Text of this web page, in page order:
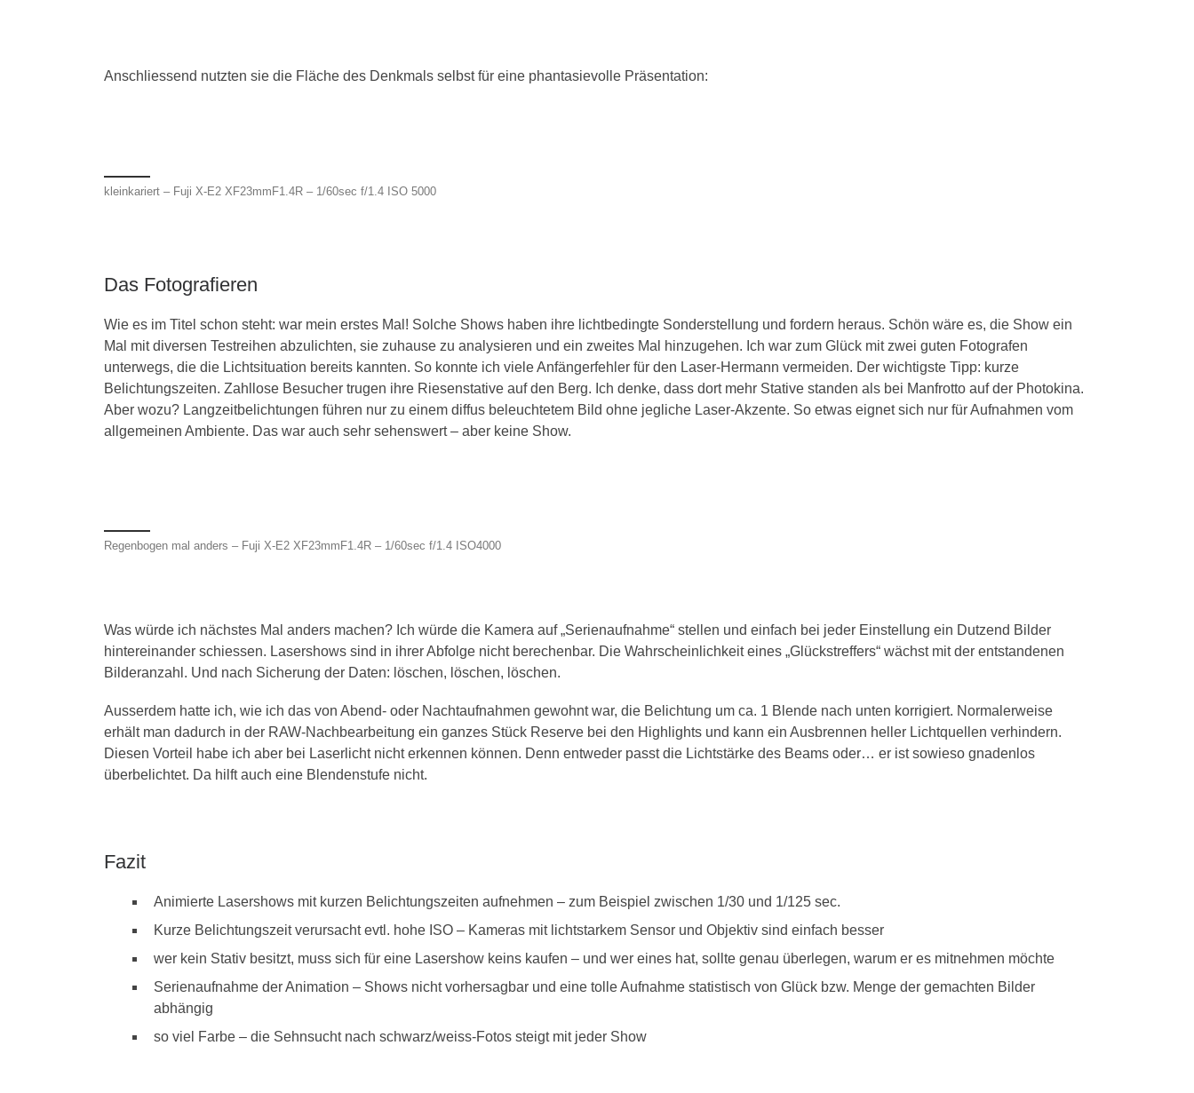
Anschliessend nutzten sie die Fläche des Denkmals selbst für eine phantasievolle Präsentation:
kleinkariert – Fuji X-E2 XF23mmF1.4R – 1/60sec f/1.4 ISO 5000
Das Fotografieren
Wie es im Titel schon steht: war mein erstes Mal! Solche Shows haben ihre lichtbedingte Sonderstellung und fordern heraus. Schön wäre es, die Show ein
Mal mit diversen Testreihen abzulichten, sie zuhause zu analysieren und ein zweites Mal hinzugehen. Ich war zum Glück mit zwei guten Fotografen
unterwegs, die die Lichtsituation bereits kannten. So konnte ich viele Anfängerfehler für den Laser-Hermann vermeiden. Der wichtigste Tipp: kurze
Belichtungszeiten. Zahllose Besucher trugen ihre Riesenstative auf den Berg. Ich denke, dass dort mehr Stative standen als bei Manfrotto auf der Photokina.
Aber wozu? Langzeitbelichtungen führen nur zu einem diffus beleuchtetem Bild ohne jegliche Laser-Akzente. So etwas eignet sich nur für Aufnahmen vom
allgemeinen Ambiente. Das war auch sehr sehenswert – aber keine Show.
Regenbogen mal anders – Fuji X-E2 XF23mmF1.4R – 1/60sec f/1.4 ISO4000
Was würde ich nächstes Mal anders machen? Ich würde die Kamera auf „Serienaufnahme“ stellen und einfach bei jeder Einstellung ein Dutzend Bilder
hintereinander schiessen. Lasershows sind in ihrer Abfolge nicht berechenbar. Die Wahrscheinlichkeit eines „Glückstreffers“ wächst mit der entstandenen
Bilderanzahl. Und nach Sicherung der Daten: löschen, löschen, löschen.
Ausserdem hatte ich, wie ich das von Abend- oder Nachtaufnahmen gewohnt war, die Belichtung um ca. 1 Blende nach unten korrigiert. Normalerweise
erhält man dadurch in der RAW-Nachbearbeitung ein ganzes Stück Reserve bei den Highlights und kann ein Ausbrennen heller Lichtquellen verhindern.
Diesen Vorteil habe ich aber bei Laserlicht nicht erkennen können. Denn entweder passt die Lichtstärke des Beams oder… er ist sowieso gnadenlos
überbelichtet. Da hilft auch eine Blendenstufe nicht.
Fazit
Animierte Lasershows mit kurzen Belichtungszeiten aufnehmen – zum Beispiel zwischen 1/30 und 1/125 sec.
Kurze Belichtungszeit verursacht evtl. hohe ISO – Kameras mit lichtstarkem Sensor und Objektiv sind einfach besser
wer kein Stativ besitzt, muss sich für eine Lasershow keins kaufen – und wer eines hat, sollte genau überlegen, warum er es mitnehmen möchte
Serienaufnahme der Animation – Shows nicht vorhersagbar und eine tolle Aufnahme statistisch von Glück bzw. Menge der gemachten Bilder
abhängig
so viel Farbe – die Sehnsucht nach schwarz/weiss-Fotos steigt mit jeder Show